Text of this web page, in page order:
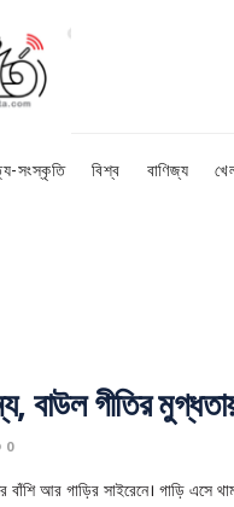
সংস্কৃতি বিশ্ব বাণিজ্য
বাউল গীতির
0
বাঁশি আর গাড়ির সাইরেনে। গাড়ি এসে